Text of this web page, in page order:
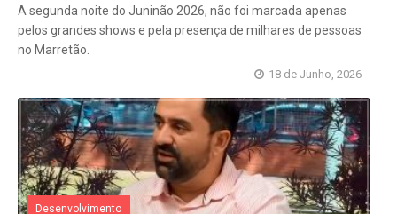
A segunda noite do Juninão 2026, não foi marcada apenas
pelos grandes shows e pela presença de milhares de pessoas
no Marretão.
18 de Junho, 2026
Desenvolvimento